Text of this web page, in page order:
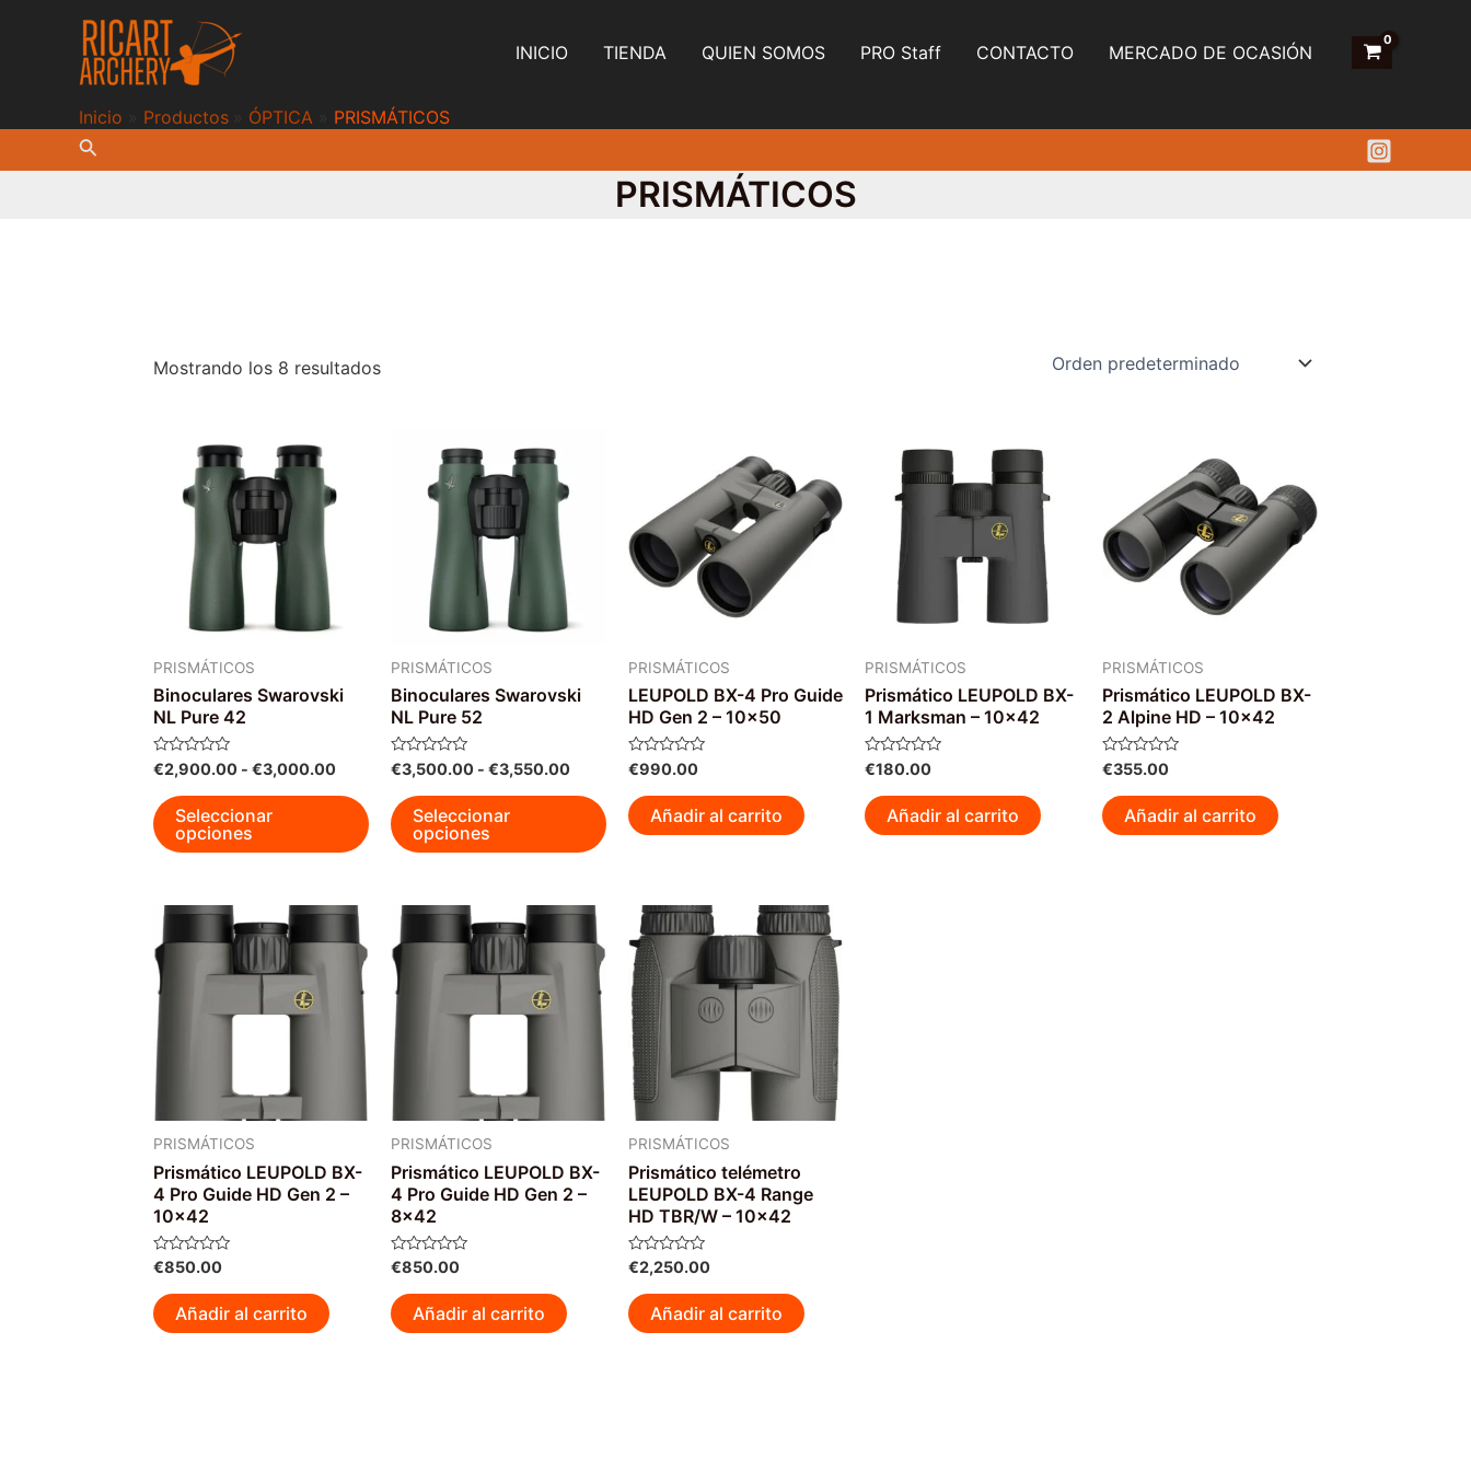
contenido
INICIO TIENDA QUIEN SOMOS PRO Staff CONTACTO MERCADO DE OCASIÓN
Inicio Productos ÓPTICA PRISMÁTICOS
Buscar
PRISMÁTICOS
Mostrando los 8 resultados
PRISMÁTICOS
Binoculares Swarovski
NL Pure 42
Valorado
de
5
€2,900.00 - €3,000.00Rango
precios:
desde
€2,900.00
Seleccionar
opciones
Este
producto
tiene
variantes.
Las
opciones
pueden
elegir
la
página
producto
PRISMÁTICOS
Binoculares Swarovski
NL Pure 52
Valorado
de
5
€3,500.00 - €3,550.00Rango
precios:
desde
€3,500.00
Seleccionar
opciones
Este
producto
variantes.
Las
opciones
pueden
elegir
la
página
producto
PRISMÁTICOS
LEUPOLD BX-4 Pro Guide
HD Gen 2 – 10×50
Valorado
de
5
€990.00
Añadir al carrito
PRISMÁTICOS
Prismático LEUPOLD BX-
1 Marksman – 10×42
Valorado
de
5
€180.00
Añadir al carrito
PRISMÁTICOS
Prismático LEUPOLD BX-
2 Alpine HD – 10×42
Valorado
de
5
€355.00
Añadir al carrito
PRISMÁTICOS
Prismático LEUPOLD BX-
4 Pro Guide HD Gen 2 –
10×42
Valorado
de
5
€850.00
Añadir al carrito
PRISMÁTICOS
Prismático LEUPOLD BX-
4 Pro Guide HD Gen 2 –
8×42
Valorado
de
5
€850.00
Añadir al carrito
PRISMÁTICOS
Prismático telémetro
LEUPOLD BX-4 Range
HD TBR/W – 10×42
Valorado
de
5
€2,250.00
Añadir al carrito